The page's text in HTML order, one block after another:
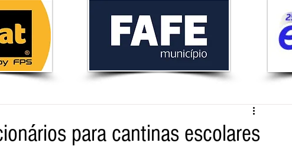
para cantinas escolares